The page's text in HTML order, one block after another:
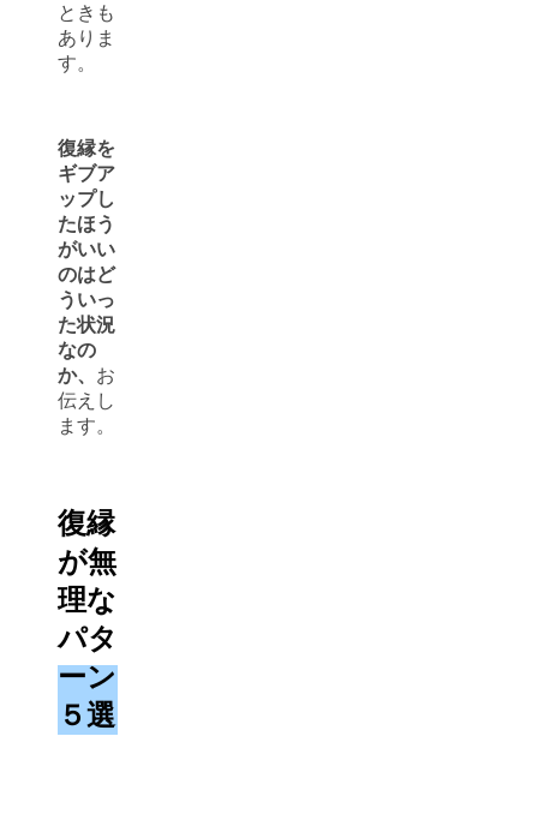
ときも
ありま
す。
復縁を
ギブア
ップし
たほう
がいい
のはど
ういっ
た状況
なの
か、 お
伝えし
ます。
復縁
が無
理な
パタ
ーン
５選